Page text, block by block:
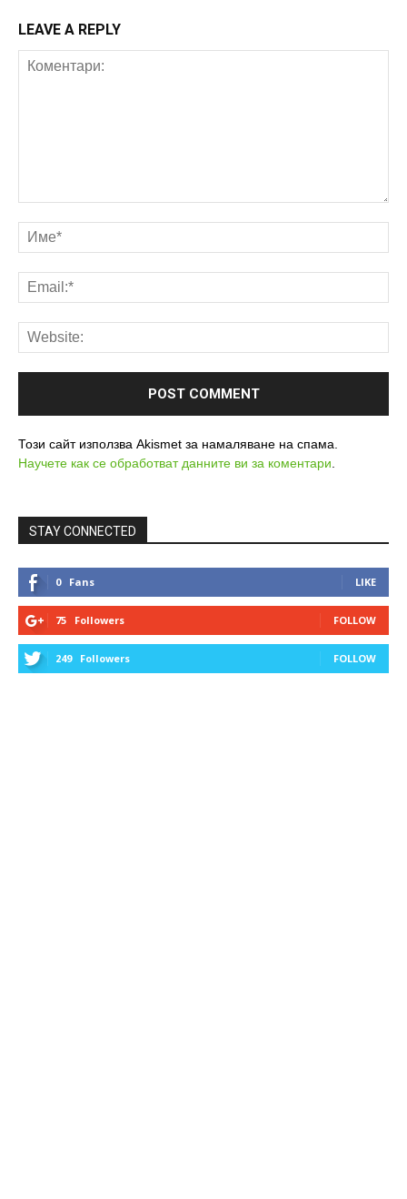
LEAVE A REPLY
Този сайт използва Akismet за намаляване на спама.
Научете как се обработват данните ви за коментари.
STAY CONNECTED
0 Fans LIKE
75 Followers FOLLOW
249 Followers FOLLOW